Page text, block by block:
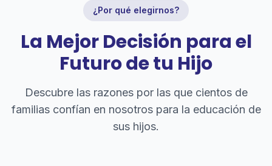
¿Por qué elegirnos?
La Mejor Decisión para el
Futuro de tu Hijo
Descubre las razones por las que cientos de
familias confían en nosotros para la educación de
sus hijos.